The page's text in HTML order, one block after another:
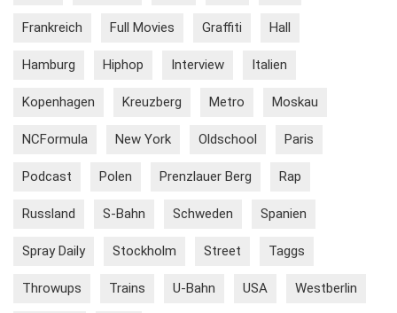
Frankreich Full Movies Graffiti Hall
Hamburg Hiphop Interview Italien
Kopenhagen Kreuzberg Metro Moskau
NCFormula New York Oldschool Paris
Podcast Polen Prenzlauer Berg Rap
Russland S-Bahn Schweden Spanien
Spray Daily Stockholm Street Taggs
Throwups Trains U-Bahn USA Westberlin